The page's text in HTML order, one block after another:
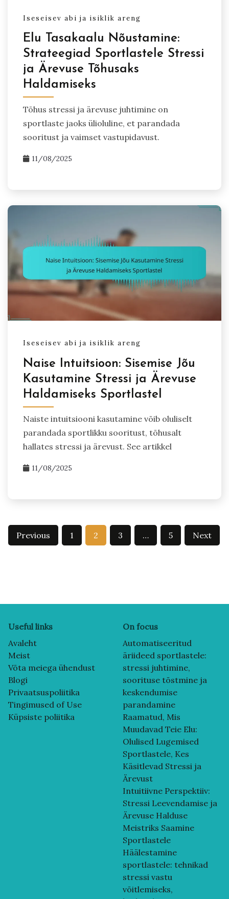
Iseseisev abi ja isiklik areng
Elu Tasakaalu Nõustamine:
Strateegiad Sportlastele Stressi
ja Ärevuse Tõhusaks
Haldamiseks
Tõhus stressi ja ärevuse juhtimine on
sportlaste jaoks ülioluline, et parandada
sooritust ja vaimset vastupidavust.
11/08/2025
Iseseisev abi ja isiklik areng
Naise Intuitsioon: Sisemise Jõu
Kasutamine Stressi ja Ärevuse
Haldamiseks Sportlastel
Naiste intuitsiooni kasutamine võib oluliselt
parandada sportlikku sooritust, tõhusalt
hallates stressi ja ärevust. See artikkel
11/08/2025
Posts
Previous 1 2 3 … 5 Next
Useful links
Avaleht
Meist
Võta meiega ühendust
Blogi
Privaatsuspoliitika
Tingimused of Use
Küpsiste poliitika
On focus
Automatiseeritud
äriideed sportlastele:
stressi juhtimine,
soorituse tõstmine ja
keskendumise
parandamine
Raamatud, Mis
Muudavad Teie Elu:
Olulised Lugemised
Sportlastele, Kes
Käsitlevad Stressi ja
Ärevust
Intuitiivne Perspektiiv:
Stressi Leevendamise ja
Ärevuse Halduse
Meistriks Saamine
Sportlastele
Häälestamine
sportlastele: tehnikad
stressi vastu
võitlemiseks,